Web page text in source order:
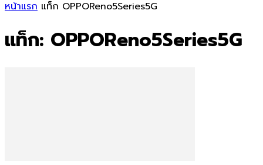
หน้าแรก แท็ก OPPOReno5Series5G
แท็ก: OPPOReno5Series5G